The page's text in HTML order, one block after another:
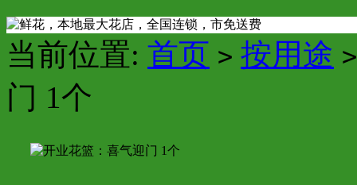
当前位置: 首页 > 按用途 >
门 1个